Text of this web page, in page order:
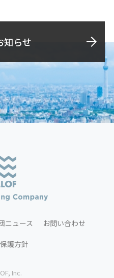
知らせ
ニュース お問い合わせ
護方針
Inc.